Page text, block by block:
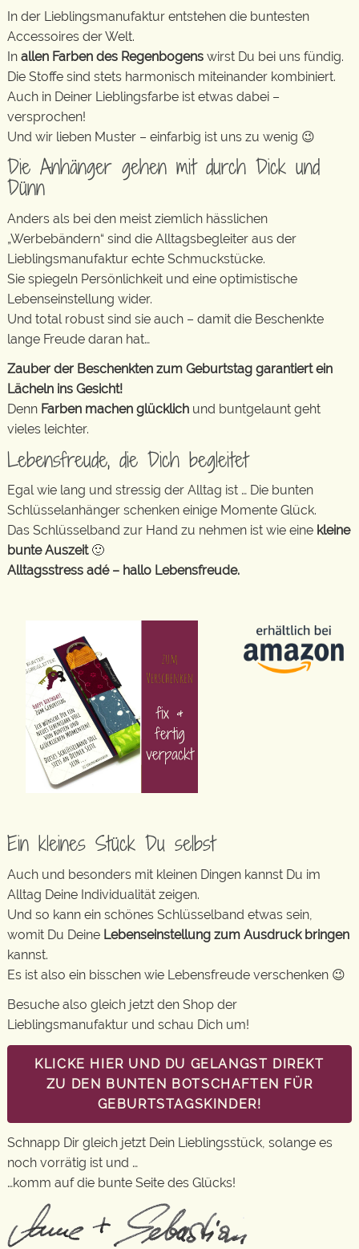
In der Lieblingsmanufaktur entstehen die buntesten
Accessoires der Welt.
In allen Farben des Regenbogens wirst Du bei uns fündig.
Die Stoffe sind stets harmonisch miteinander kombiniert.
Auch in Deiner Lieblingsfarbe ist etwas dabei –
versprochen!
Und wir lieben Muster – einfarbig ist uns zu wenig 😉
Die Anhänger gehen mit durch Dick und
Dünn
Anders als bei den meist ziemlich hässlichen
„Werbebändern“ sind die Alltagsbegleiter aus der
Lieblingsmanufaktur echte Schmuckstücke.
Sie spiegeln Persönlichkeit und eine optimistische
Lebenseinstellung wider.
Und total robust sind sie auch – damit die Beschenkte
lange Freude daran hat…
Zauber der Beschenkten zum Geburtstag garantiert ein
Lächeln ins Gesicht!
Denn Farben machen glücklich und buntgelaunt geht
vieles leichter.
Lebensfreude, die Dich begleitet
Egal wie lang und stressig der Alltag ist … Die bunten
Schlüsselanhänger schenken einige Momente Glück.
Das Schlüsselband zur Hand zu nehmen ist wie eine kleine
bunte Auszeit🙂
Alltagsstress adé – hallo Lebensfreude.
Ein kleines Stück Du selbst
Auch und besonders mit kleinen Dingen kannst Du im
Alltag Deine Individualität zeigen.
Und so kann ein schönes Schlüsselband etwas sein,
womit Du Deine Lebenseinstellung zum Ausdruck bringen
kannst.
Es ist also ein bisschen wie Lebensfreude verschenken 😉
Besuche also gleich jetzt den Shop der
Lieblingsmanufaktur und schau Dich um!
KLICKE HIER UND DU GELANGST DIREKT
ZU DEN BUNTEN BOTSCHAFTEN FÜR
GEBURTSTAGSKINDER!
Schnapp Dir gleich jetzt Dein Lieblingsstück, solange es
noch vorrätig ist und …
…komm auf die bunte Seite des Glücks!